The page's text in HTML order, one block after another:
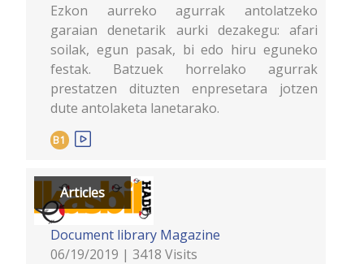
Ezkon aurreko agurrak antolatzeko
garaian denetarik aurki dezakegu: afari
soilak, egun pasak, bi edo hiru eguneko
festak. Batzuek horrelako agurrak
prestatzen dituzten enpresetara jotzen
dute antolaketa lanetarako.
B1
Articles
Document library Magazine
06/19/2019 | 3418 Visits